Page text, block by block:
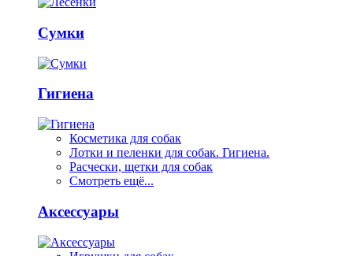
Сумки
Гигиена
Косметика для собак
Лотки и пеленки для собак. Гигиена.
Расчески, щетки для собак
Смотреть ещё...
Аксессуары